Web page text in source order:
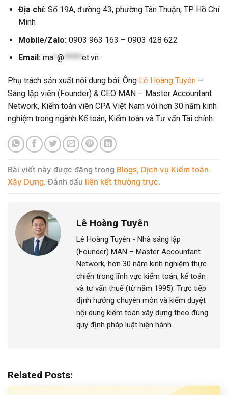
Địa chỉ:Số 19A, đường 43, phường Tân Thuận, TP. Hồ Chí
Minh
Mobile/Zalo:0903 963 163 – 0903 428 622
Email: ma* @***** et.vn
Phụ trách sản xuất nội dung bởi: Ông Lê Hoàng Tuyên –
Sáng lập viên (Founder) & CEO MAN – Master Accountant
Network, Kiểm toán viên CPA Việt Nam với hơn 30 năm kinh
nghiệm trong ngành Kế toán, Kiểm toán và Tư vấn Tài chính.
Bài viết này được đăng trong Blogs, Dịch vụ Kiểm toán
Xây Dựng. Đánh dấu liên kết thường trực.
Lê Hoàng Tuyên
Lê Hoàng Tuyên - Nhà sáng lập
(Founder) MAN – Master Accountant
Network, hơn 30 năm kinh nghiệm thực
chiến trong lĩnh vực kiểm toán, kế toán
và tư vấn thuế (từ năm 1995). Trực tiếp
định hướng chuyên môn và kiểm duyệt
nội dung kiểm toán xây dựng theo đúng
quy định pháp luật hiện hành.
Related Posts: